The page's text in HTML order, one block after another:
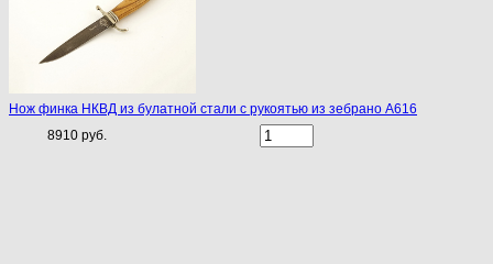
Нож финка НКВД из булатной стали с рукоятью из зебрано A616
8910 руб.